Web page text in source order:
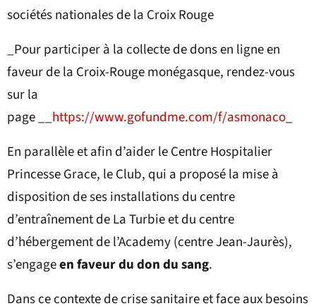
sociétés nationales de la Croix Rouge
_Pour participer à la collecte de dons en ligne en
faveur de la Croix-Rouge monégasque, rendez-vous
sur la
page __https://www.gofundme.com/f/asmonaco_
En parallèle et afin d’aider le Centre Hospitalier
Princesse Grace, le Club, qui a proposé la mise à
disposition de ses installations du centre
d’entraînement de La Turbie et du centre
d’hébergement de l’Academy (centre Jean-Jaurès),
s’engageen faveur du don du sang.
Dans ce contexte de crise sanitaire et face aux besoins